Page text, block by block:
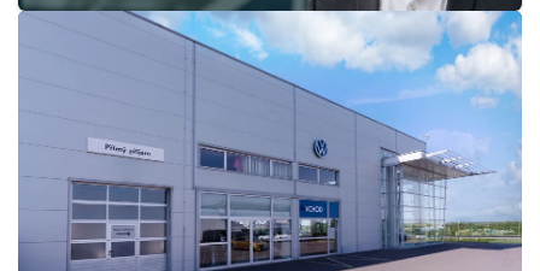
PO ÚT ST ČT PÁ SO NE
29 30 31 1 2
7 9
10 12 13 14 15 16
18 19 20 21 22 23